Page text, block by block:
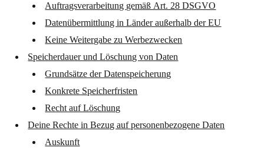
Auftragsverarbeitung gemäß Art. 28 DSGVO
Datenübermittlung in Länder außerhalb der EU
Keine Weitergabe zu Werbezwecken
Speicherdauer und Löschung von Daten
Grundsätze der Datenspeicherung
Konkrete Speicherfristen
Recht auf Löschung
Deine Rechte in Bezug auf personenbezogene Daten
Auskunft